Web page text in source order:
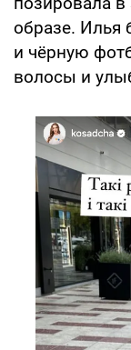
образе. Илья
и чёрную
волосы и